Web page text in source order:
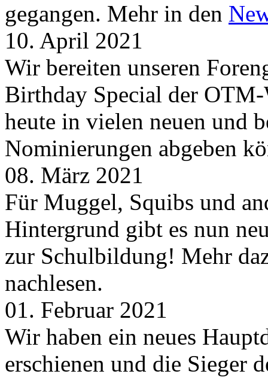
gegangen. Mehr in den
10. April 2021
Wir bereiten unseren
Birthday Special der
heute in vielen neuen und
Nominierungen abgeben
08. März 2021
Für Muggel, Squibs und
Hintergrund gibt es nun
zur Schulbildung! Mehr
nachlesen.
01. Februar 2021
Wir haben ein neues
erschienen und die Sieger